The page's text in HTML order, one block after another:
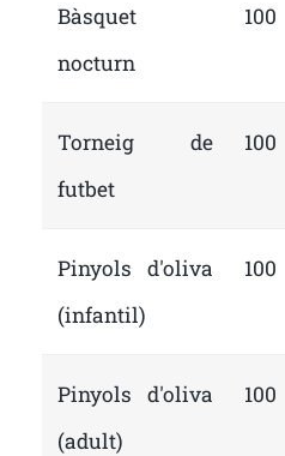
Bàsquet
nocturn
100
Torneig de
futbet
100
Pinyols d'oliva
(infantil)
100
Pinyols d'oliva
(adult)
100